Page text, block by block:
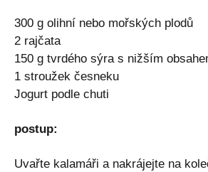
300 g olihní nebo mořských plodů
2 rajčata
150 g tvrdého sýra s nižším
1 stroužek česneku
Jogurt podle chuti
postup:
Uvařte kalamáři a nakrájejte na